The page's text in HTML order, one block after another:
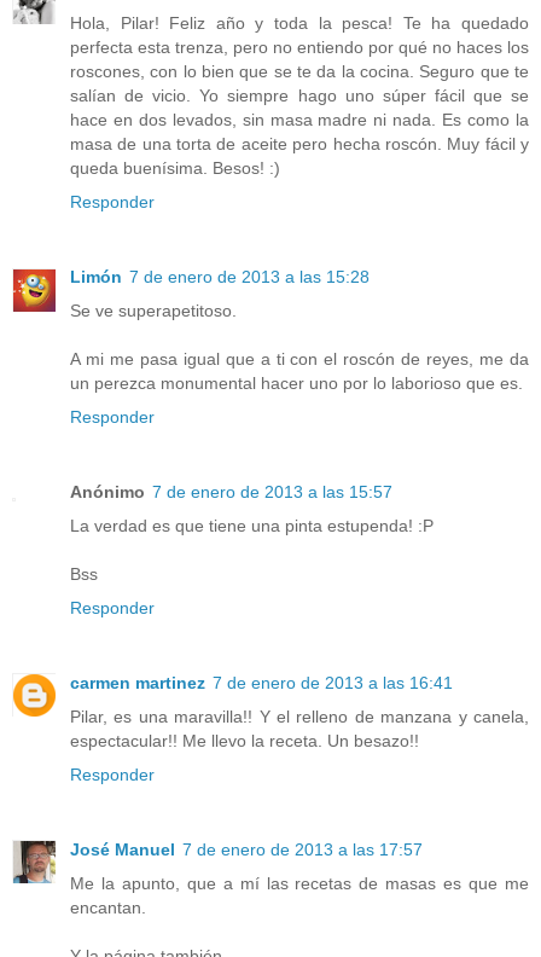
Hola, Pilar! Feliz año y toda la pesca! Te ha quedado
perfecta esta trenza, pero no entiendo por qué no haces los
roscones, con lo bien que se te da la cocina. Seguro que te
salían de vicio. Yo siempre hago uno súper fácil que se
hace en dos levados, sin masa madre ni nada. Es como la
masa de una torta de aceite pero hecha roscón. Muy fácil y
queda buenísima. Besos! :)
Responder
Limón 7 de enero de 2013 a las 15:28
Se ve superapetitoso.
A mi me pasa igual que a ti con el roscón de reyes, me da
un perezca monumental hacer uno por lo laborioso que es.
Responder
Anónimo 7 de enero de 2013 a las 15:57
La verdad es que tiene una pinta estupenda! :P
Bss
Responder
carmen martinez 7 de enero de 2013 a las 16:41
Pilar, es una maravilla!! Y el relleno de manzana y canela,
espectacular!! Me llevo la receta. Un besazo!!
Responder
José Manuel 7 de enero de 2013 a las 17:57
Me la apunto, que a mí las recetas de masas es que me
encantan.